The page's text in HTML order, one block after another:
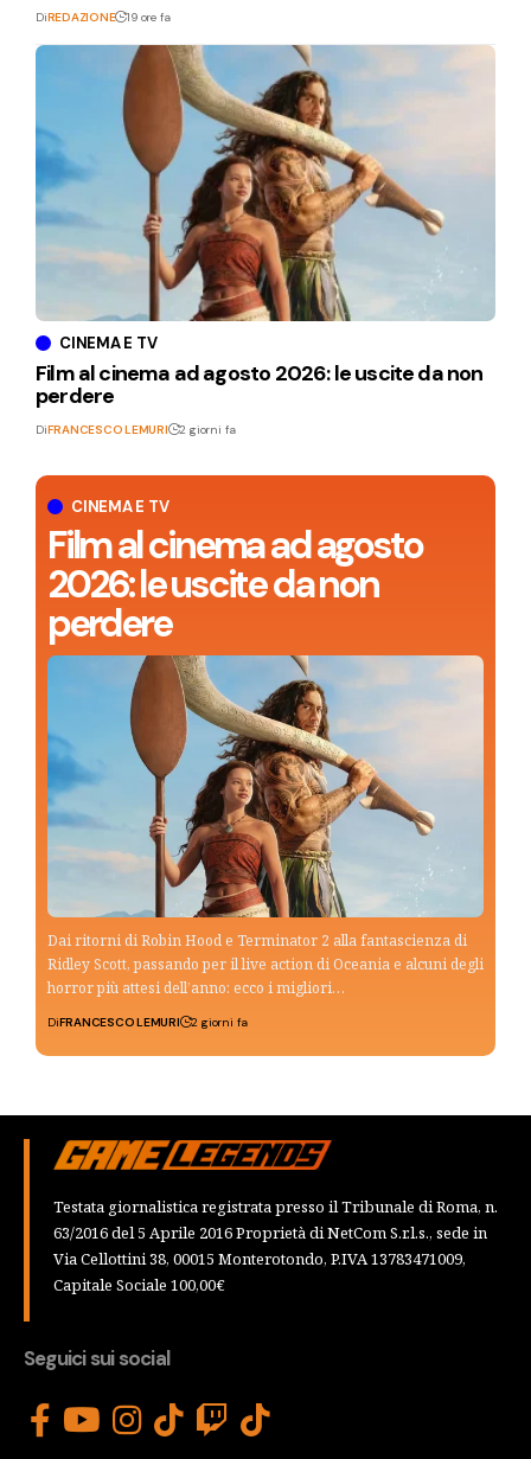
CINEMA E TV
Film al cinema ad agosto
2026: le uscite da non
perdere
Dai ritorni di Robin Hood e Terminator 2 alla fantascienza di
Ridley Scott, passando per il live action di Oceania e alcuni degli
horror più attesi dell’anno: ecco i migliori…
DiFRANCESCO LEMURI 2 giorni fa
DiREDAZIONE 19 ore fa
CINEMA E TV
Film al cinema ad agosto 2026: le uscite da non
perdere
DiFRANCESCO LEMURI 2 giorni fa
Testata giornalistica registrata presso il Tribunale di Roma, n.
63/2016 del 5 Aprile 2016 Proprietà di NetCom S.r.l.s., sede in
Via Cellottini 38, 00015 Monterotondo, P.IVA 13783471009,
Capitale Sociale 100,00€
Seguici sui social